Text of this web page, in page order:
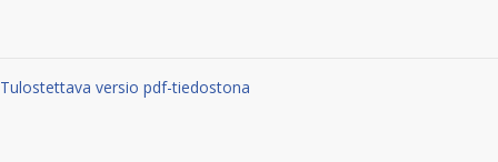
Tulostettava versio pdf-tiedostona